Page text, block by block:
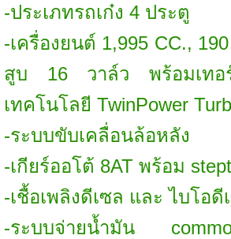
-ประเภทรถเก๋ง 4 ประตู
-เครื่องยนต์ 1,995 CC.,
สูบ 16 วาล์ว พร้อมเทอร์
เทคโนโลยี TwinPower
-ระบบขับเคลื่อนล้อหลัง
-เกียร์ออโต้ 8AT พร้อม
-เชื้อเพลิงดีเซล และ ไบโอดี
-ระบบจ่ายน้ำมัน